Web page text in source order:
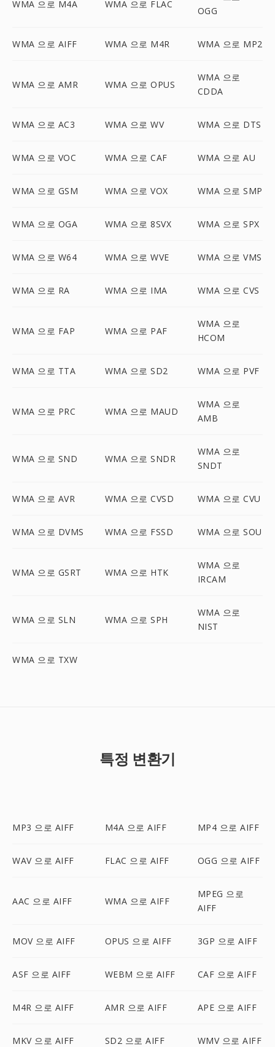
WMA 으로 M4A WMA 으로 FLAC
OGG
WMA 으로 AIFF WMA 으로 M4R WMA 으로 MP2
WMA 으로 AMR WMA 으로 OPUS
WMA 으로
CDDA
WMA 으로 AC3 WMA 으로 WV WMA 으로 DTS
WMA 으로 VOC WMA 으로 CAF WMA 으로 AU
WMA 으로 GSM WMA 으로 VOX WMA 으로 SMP
WMA 으로 OGA WMA 으로 8SVX WMA 으로 SPX
WMA 으로 W64 WMA 으로 WVE WMA 으로 VMS
WMA 으로 RA WMA 으로 IMA WMA 으로 CVS
WMA 으로 FAP WMA 으로 PAF
WMA 으로
HCOM
WMA 으로 TTA WMA 으로 SD2 WMA 으로 PVF
WMA 으로 PRC WMA 으로 MAUD
WMA 으로
AMB
WMA 으로 SND WMA 으로 SNDR
WMA 으로
SNDT
WMA 으로 AVR WMA 으로 CVSD WMA 으로 CVU
WMA 으로 DVMS WMA 으로 FSSD WMA 으로 SOU
WMA 으로 GSRT WMA 으로 HTK
WMA 으로
IRCAM
WMA 으로 SLN WMA 으로 SPH
WMA 으로
NIST
WMA 으로 TXW
특정 변환기
MP3 으로 AIFF M4A 으로 AIFF MP4 으로 AIFF
WAV 으로 AIFF FLAC 으로 AIFF OGG 으로 AIFF
AAC 으로 AIFF WMA 으로 AIFF
MPEG 으로
AIFF
MOV 으로 AIFF OPUS 으로 AIFF 3GP 으로 AIFF
ASF 으로 AIFF WEBM 으로 AIFF CAF 으로 AIFF
M4R 으로 AIFF AMR 으로 AIFF APE 으로 AIFF
MKV 으로 AIFF SD2 으로 AIFF WMV 으로 AIFF